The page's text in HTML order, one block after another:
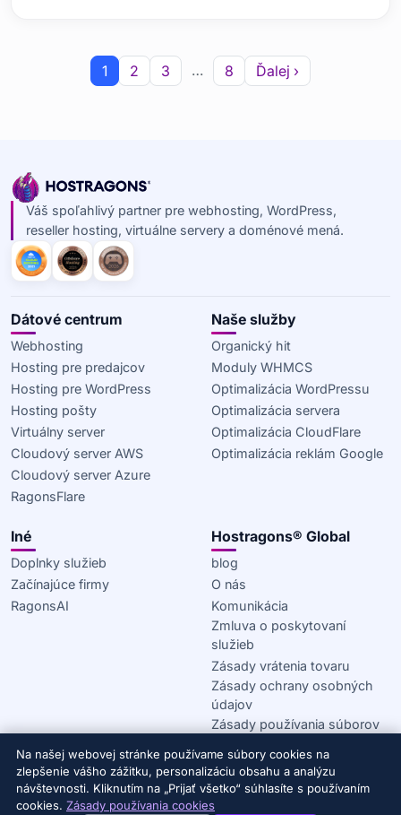
1 2 3 … 8 Ďalej ›
Váš spoľahlivý partner pre webhosting, WordPress,
reseller hosting, virtuálne servery a doménové mená.
Dátové centrum
Webhosting
Hosting pre predajcov
Hosting pre WordPress
Hosting pošty
Virtuálny server
Cloudový server AWS
Cloudový server Azure
RagonsFlare
Naše služby
Organický hit
Moduly WHMCS
Optimalizácia WordPressu
Optimalizácia servera
Optimalizácia CloudFlare
Optimalizácia reklám Google
Iné
Doplnky služieb
Začínajúce firmy
RagonsAI
Hostragons® Global
blog
O nás
Komunikácia
Zmluva o poskytovaní
služieb
Zásady vrátenia tovaru
Zásady ochrany osobných
údajov
Zásady používania súborov
© 2020–2026 Hostragons® Global — Značka spoločnosti
Draconis Infrastructure, LLC. Všetky práva vyhradené.
Na našej webovej stránke používame súbory cookies na
zlepšenie vášho zážitku, personalizáciu obsahu a analýzu
návštevnosti. Kliknutím na „Prijať všetko“ súhlasíte s používaním
cookies. Zásady používania cookies